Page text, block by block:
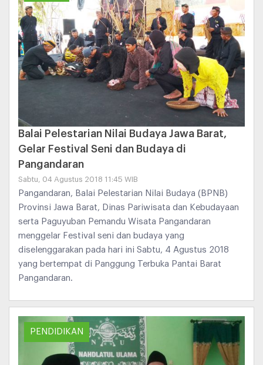
Balai Pelestarian Nilai Budaya Jawa Barat,
Gelar Festival Seni dan Budaya di
Pangandaran
Sabtu, 04 Agustus 2018 11:45 WIB
Pangandaran, Balai Pelestarian Nilai Budaya (BPNB)
Provinsi Jawa Barat, Dinas Pariwisata dan Kebudayaan
serta Paguyuban Pemandu Wisata Pangandaran
menggelar Festival seni dan budaya yang
diselenggarakan pada hari ini Sabtu, 4 Agustus 2018
yang bertempat di Panggung Terbuka Pantai Barat
Pangandaran.
PENDIDIKAN